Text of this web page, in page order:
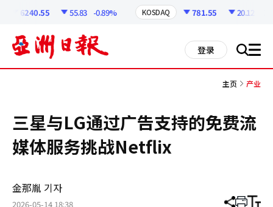
6240.55 55.83 -0.89% KOSDAQ 781.55 20.12
登录 搜 all
主页 产业
三星与LG通过广告支持的免费流
媒体服务挑战Netflix
金那胤 기자
2026-05-14 18:38